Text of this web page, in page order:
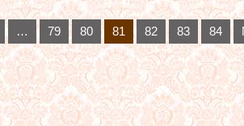
… 79 80 81 82 83 84